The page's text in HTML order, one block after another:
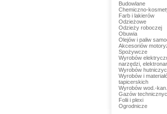
Budowlane
Chemiczno-
Farb i lakierów
Odzieżowe
Odzieży roboczej
Obuwia
Olejów i paliw
Akcesoriów
Spożywcze
Wyrobów
narzędzi,
Wyrobów
Wyrobów i
tapicerskich
Wyrobów wod.-
Gazów
Folii i plexi
Ogrodnicze